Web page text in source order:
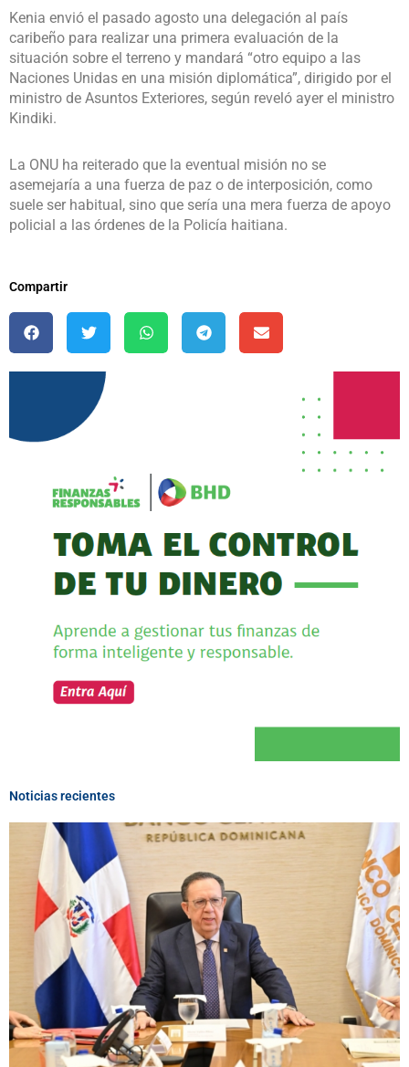
Kenia envió el pasado agosto una delegación al país
caribeño para realizar una primera evaluación de la
situación sobre el terreno y mandará “otro equipo a las
Naciones Unidas en una misión diplomática”, dirigido por el
ministro de Asuntos Exteriores, según reveló ayer el ministro
Kindiki.
La ONU ha reiterado que la eventual misión no se
asemejaría a una fuerza de paz o de interposición, como
suele ser habitual, sino que sería una mera fuerza de apoyo
policial a las órdenes de la Policía haitiana.
Compartir
Noticias recientes